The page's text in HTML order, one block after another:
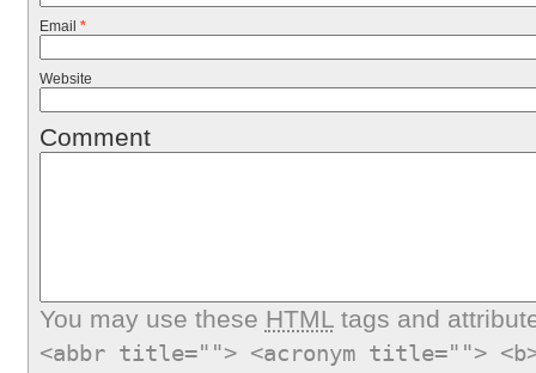
Email *
Website
Comment
You may use these HTMLtags and
<abbr title=""> <acronym title="">